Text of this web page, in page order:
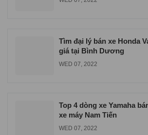
Tìm đại lý bán xe Honda
giá tại Bình Dương
WED 07, 2022
Top 4 dòng xe Yamaha
xe máy Nam Tiến
WED 07, 2022